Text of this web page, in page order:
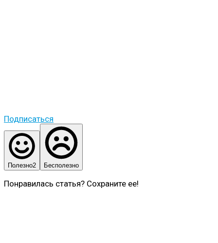
Подписаться
Полезно2 Бесполезно
Понравилась статья? Сохраните ее!